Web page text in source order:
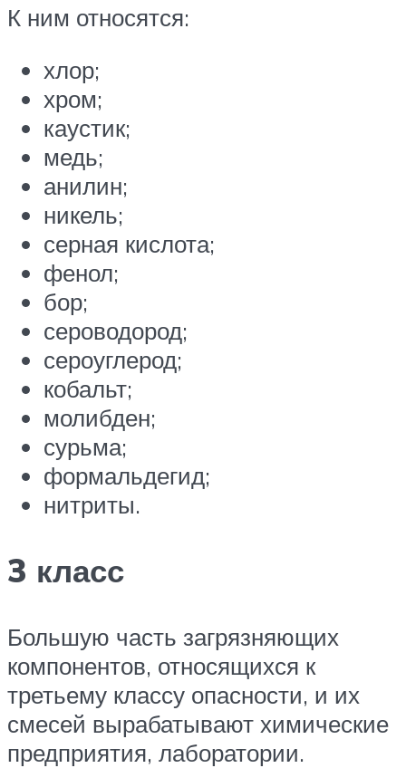
К ним относятся:
хлор;
хром;
каустик;
медь;
анилин;
никель;
серная кислота;
фенол;
бор;
сероводород;
сероуглерод;
кобальт;
молибден;
сурьма;
формальдегид;
нитриты.
3 класс
Большую часть загрязняющих
компонентов, относящихся к
третьему классу опасности, и их
смесей вырабатывают химические
предприятия, лаборатории.